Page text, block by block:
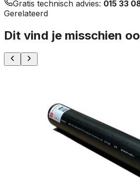
Gratis technisch advies: 015 33
Gerelateerd
Dit vind je misschien